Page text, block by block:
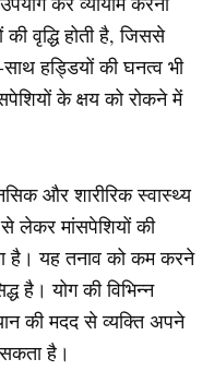
वृद्धि होती है, जिससे
हड्डियों की घनत्व भी
के क्षय को रोकने में
और शारीरिक स्वास्थ्य
लेकर मांसपेशियों की
है। यह तनाव को कम करने
है। योग की विभिन्न
की मदद से व्यक्ति अपने
है।